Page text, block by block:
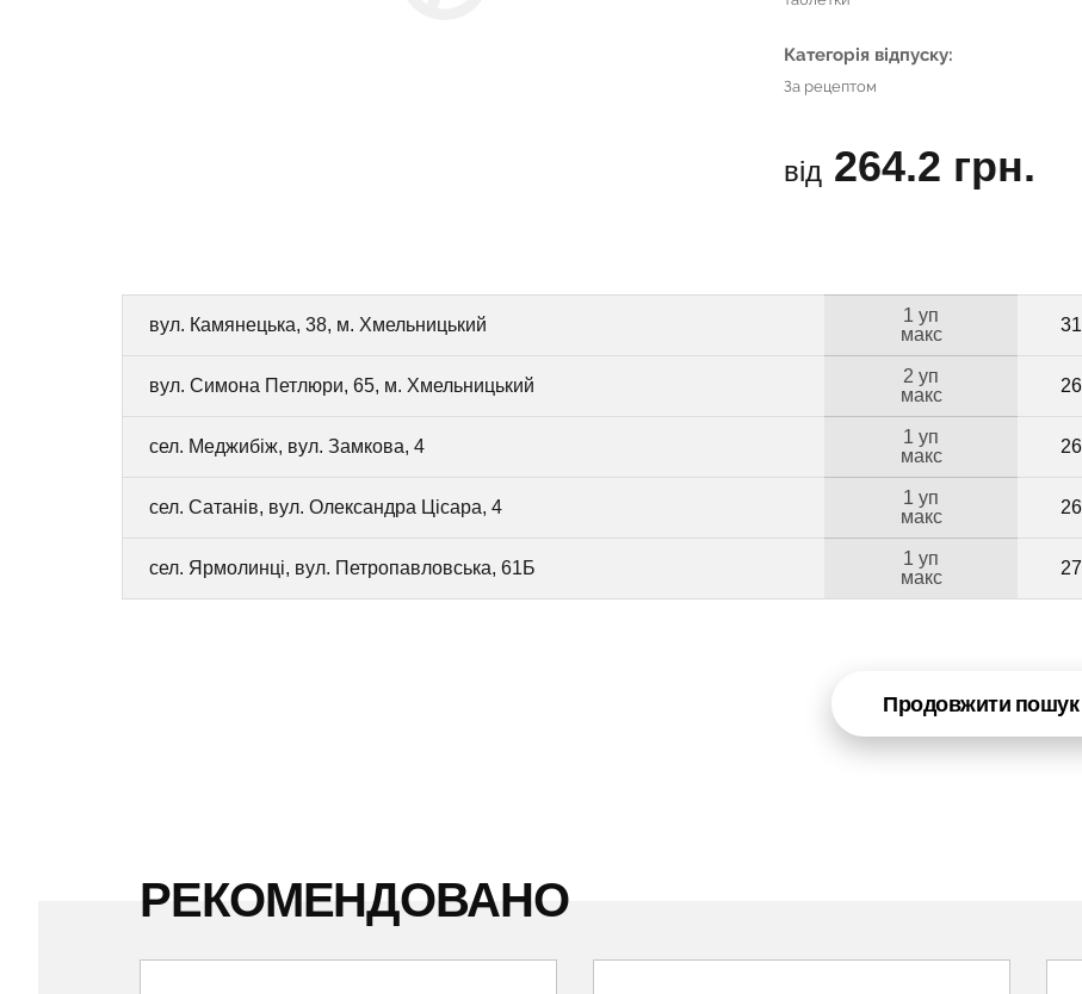
Категорія відпуску:
За рецептом
від 264.2 грн.
вул. Камянецька, 38, м. Хмельницький
1 уп
макс
вул. Симона Петлюри, 65, м. Хмельницький
2 уп
макс
сел. Меджибіж, вул. Замкова, 4
1 уп
макс
сел. Сатанів, вул. Олександра Цісара, 4
1 уп
макс
сел. Ярмолинці, вул. Петропавловська, 61Б
1 уп
макс
Продовжити пошук
РЕКОМЕНДОВАНО